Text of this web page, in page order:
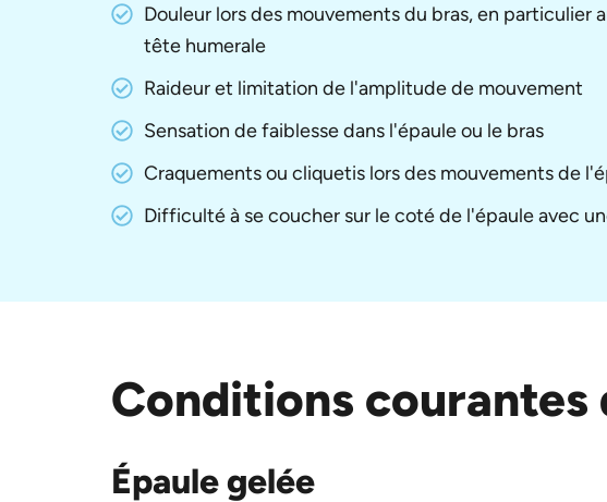
Douleur lors des mouvements du bras, en particulier
tête humerale
Raideur et limitation de l'amplitude de mouvement
Sensation de faiblesse dans l'épaule ou le bras
Craquements ou cliquetis lors des mouvements de
Difficulté à se coucher sur le coté de l'épaule avec
Conditions courantes
Épaule gelée